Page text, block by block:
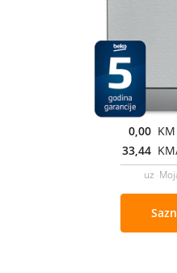
0,00
33,44
uz